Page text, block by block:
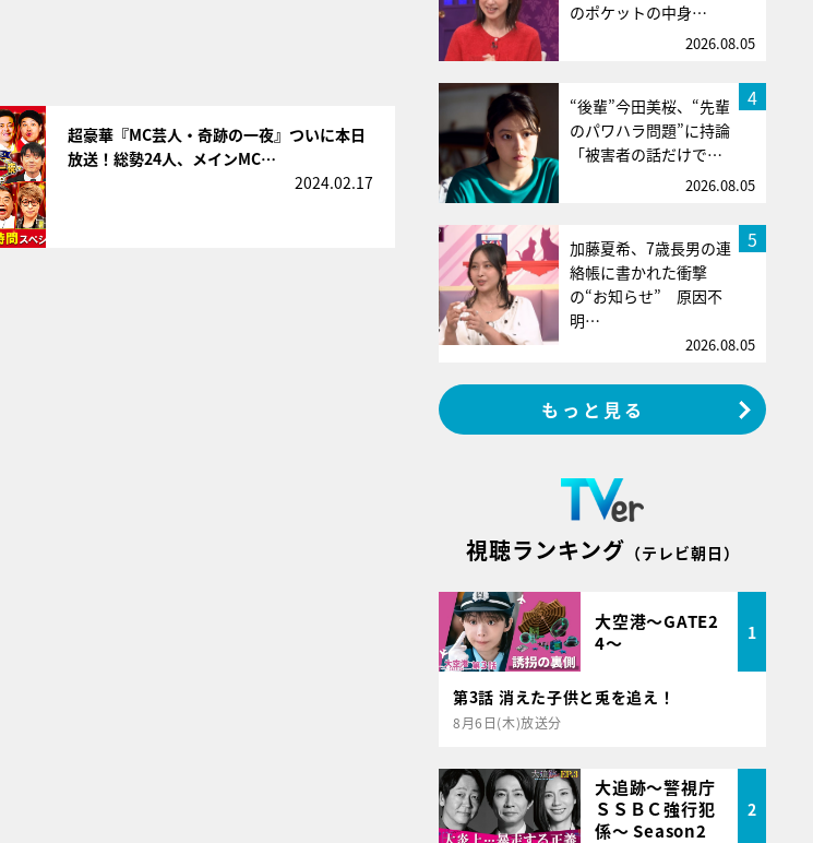
超豪華『MC芸人・奇跡の一夜』ついに本日
放送！総勢24人、メインMC…
2024.02.17
のポケットの中身…
2026.08.05
4
“後輩”今田美桜、“先輩
のパワハラ問題”に持論
「被害者の話だけで…
2026.08.05
5
加藤夏希、7歳長男の連
絡帳に書かれた衝撃
の“お知らせ” 原因不
明…
2026.08.05
もっと見る
視聴ランキング （テレビ朝日）
大空港～GATE2
4～
1
第3話 消えた子供と兎を追え！
8月6日(木)放送分
大追跡～警視庁
ＳＳＢＣ強行犯
係～ Season2
2